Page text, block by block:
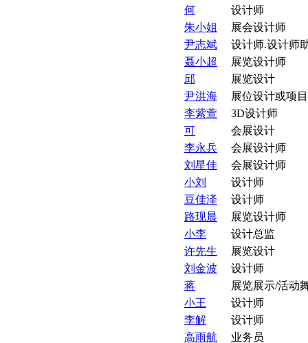
何
设计师
朱小姐
展会设计师
尹志斌
设计师.设计师
聂小超
展览设计师
邱
展览设计
尹洪海
展位设计或项
李紫萱
3D设计师
可
会展设计
李永兵
会展设计师
刘星佳
会展设计师
小刘
设计师
豆佳泽
设计师
路现晨
展览设计师
小李
设计总监
许先生
展览设计
刘金波
设计师
蒋
展览展示/活动
小王
设计师
李解
设计师
高雨航
业务员